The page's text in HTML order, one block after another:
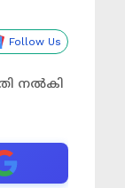
Follow Us
നൽകി